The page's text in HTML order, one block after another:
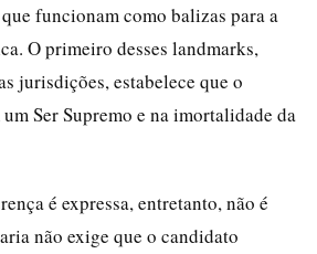
funcionam como balizas para a
O primeiro desses landmarks,
jurisdições, estabelece que o
Ser Supremo e na imortalidade da
é expressa, entretanto, não é
não exige que o candidato